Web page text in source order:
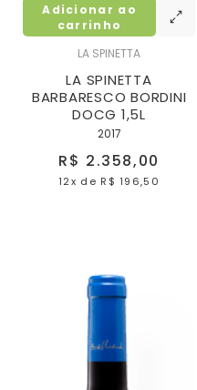
LA SPINETTA
LA SPINETTA
BARBARESCO BORDINI
DOCG 1,5L
2017
R$ 2.358,00
12x de R$ 196,50
Adicionar ao
carrinho